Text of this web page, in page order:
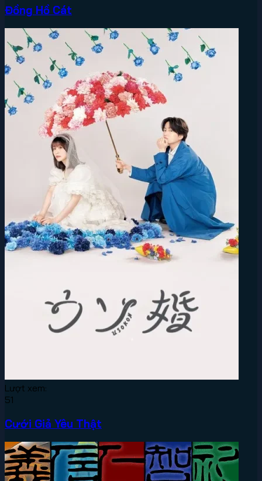
Đồng Hồ Cát
Lượt xem:
51
Cưới Giả Yêu Thật